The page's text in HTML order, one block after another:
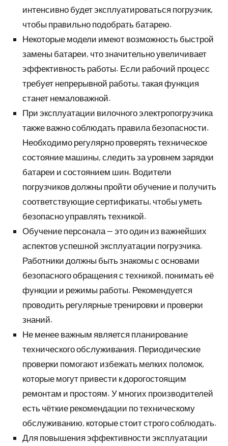
интенсивно будет эксплуатироваться погрузчик,
чтобы правильно подобрать батарею.
Некоторые модели имеют возможность быстрой
замены батареи, что значительно увеличивает
эффективность работы. Если рабочий процесс
требует непрерывной работы, такая функция
станет немаловажной.
При эксплуатации вилочного электропогрузчика
также важно соблюдать правила безопасности.
Необходимо регулярно проверять техническое
состояние машины, следить за уровнем зарядки
батареи и состоянием шин. Водители
погрузчиков должны пройти обучение и получить
соответствующие сертификаты, чтобы уметь
безопасно управлять техникой.
Обучение персонала — это один из важнейших
аспектов успешной эксплуатации погрузчика.
Работники должны быть знакомы с основами
безопасного обращения с техникой, понимать её
функции и режимы работы. Рекомендуется
проводить регулярные тренировки и проверки
знаний.
Не менее важным является планирование
технического обслуживания. Периодические
проверки помогают избежать мелких поломок,
которые могут привести к дорогостоящим
ремонтам и простоям. У многих производителей
есть чёткие рекомендации по техническому
обслуживанию, которые стоит строго соблюдать.
Для повышения эффективности эксплуатации